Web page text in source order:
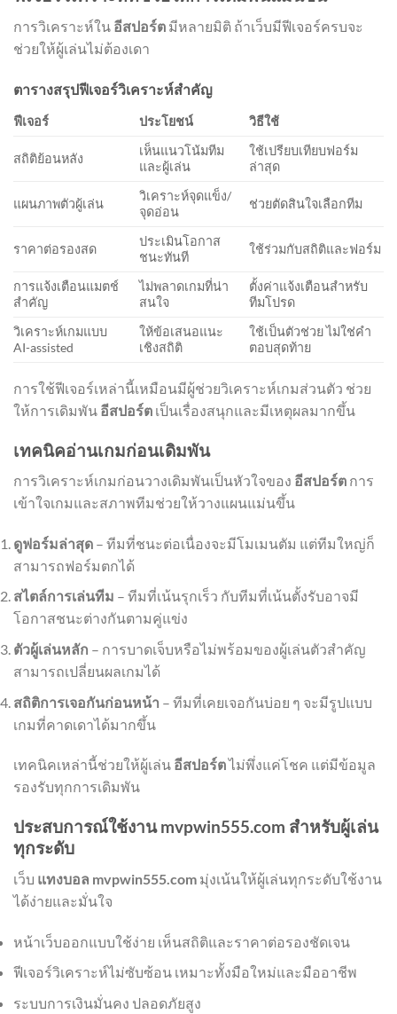
การวิเคราะห์ใน อีสปอร์ต มีหลายมิติ ถ้าเว็บมีฟีเจอร์ครบจะ
ช่วยให้ผู้เล่นไม่ต้องเดา
ตารางสรุปฟีเจอร์วิเคราะห์สำคัญ
ฟีเจอร์ ประโยชน์ วิธีใช้
สถิติย้อนหลัง
เห็นแนวโน้มทีม
และผู้เล่น
ใช้เปรียบเทียบฟอร์ม
ล่าสุด
แผนภาพตัวผู้เล่น
วิเคราะห์จุดแข็ง/
จุดอ่อน
ช่วยตัดสินใจเลือกทีม
ราคาต่อรองสด
ประเมินโอกาส
ชนะทันที
ใช้ร่วมกับสถิติและฟอร์ม
การแจ้งเตือนแมตช์
สำคัญ
ไม่พลาดเกมที่น่า
สนใจ
ตั้งค่าแจ้งเตือนสำหรับ
ทีมโปรด
วิเคราะห์เกมแบบ
AI-assisted
ให้ข้อเสนอแนะ
เชิงสถิติ
ใช้เป็นตัวช่วย ไม่ใช่คำ
ตอบสุดท้าย
การใช้ฟีเจอร์เหล่านี้เหมือนมีผู้ช่วยวิเคราะห์เกมส่วนตัว ช่วย
ให้การเดิมพัน อีสปอร์ต เป็นเรื่องสนุกและมีเหตุผลมากขึ้น
เทคนิคอ่านเกมก่อนเดิมพัน
การวิเคราะห์เกมก่อนวางเดิมพันเป็นหัวใจของ อีสปอร์ต การ
เข้าใจเกมและสภาพทีมช่วยให้วางแผนแม่นขึ้น
ดูฟอร์มล่าสุด – ทีมที่ชนะต่อเนื่องจะมีโมเมนตัม แต่ทีมใหญ่ก็
สามารถฟอร์มตกได้
สไตล์การเล่นทีม – ทีมที่เน้นรุกเร็ว กับทีมที่เน้นตั้งรับอาจมี
โอกาสชนะต่างกันตามคู่แข่ง
ตัวผู้เล่นหลัก – การบาดเจ็บหรือไม่พร้อมของผู้เล่นตัวสำคัญ
สามารถเปลี่ยนผลเกมได้
สถิติการเจอกันก่อนหน้า – ทีมที่เคยเจอกันบ่อย ๆ จะมีรูปแบบ
เกมที่คาดเดาได้มากขึ้น
เทคนิคเหล่านี้ช่วยให้ผู้เล่น อีสปอร์ตไม่พึ่งแค่โชค แต่มีข้อมูล
รองรับทุกการเดิมพัน
ประสบการณ์ใช้งาน mvpwin555.com สำหรับผู้เล่น
ทุกระดับ
เว็บ แทงบอล mvpwin555.com มุ่งเน้นให้ผู้เล่นทุกระดับใช้งาน
ได้ง่ายและมั่นใจ
หน้าเว็บออกแบบใช้ง่าย เห็นสถิติและราคาต่อรองชัดเจน
ฟีเจอร์วิเคราะห์ไม่ซับซ้อน เหมาะทั้งมือใหม่และมืออาชีพ
ระบบการเงินมั่นคง ปลอดภัยสูง